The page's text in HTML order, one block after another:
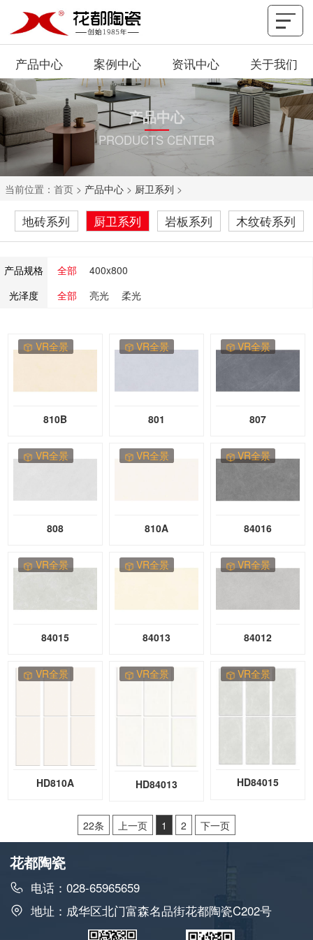
产品中心 案例中心 资讯中心 关于我们
产品中心
PRODUCTS CENTER
当前位置： 首页 > 产品中心 > 厨卫系列 >
地砖系列 厨卫系列 岩板系列 木纹砖系列
产品规格 全部
400x800
光泽度
全部 亮光 柔光
VR全景
810B
VR全景
801
VR全景
807
VR全景
808
VR全景
810A
VR全景
84016
VR全景
84015
VR全景
84013
VR全景
84012
VR全景
HD810A
VR全景
HD84013
VR全景
HD84015
22条 上一页 1 2 下一页
花都陶瓷
电话：028-65965659
地址：成华区北门富森名品街花都陶瓷C202号